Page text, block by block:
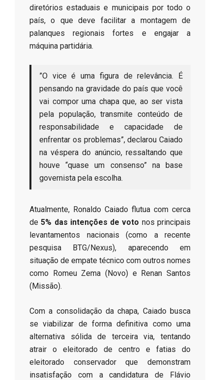
diretórios estaduais e municipais por todo o
país, o que deve facilitar a montagem de
palanques regionais fortes e engajar a
máquina partidária.
​”O vice é uma figura de relevância. É
pensando na gravidade do país que você
vai compor uma chapa que, ao ser vista
pela população, transmite conteúdo de
responsabilidade e capacidade de
enfrentar os problemas”, declarou Caiado
na véspera do anúncio, ressaltando que
houve “quase um consenso” na base
governista pela escolha.
​Atualmente, Ronaldo Caiado flutua com cerca
de5% das intenções de voto nos principais
levantamentos nacionais (como a recente
pesquisa BTG/Nexus), aparecendo em
situação de empate técnico com outros nomes
como Romeu Zema (Novo) e Renan Santos
(Missão).
​Com a consolidação da chapa, Caiado busca
se viabilizar de forma definitiva como uma
alternativa sólida de terceira via, tentando
atrair o eleitorado de centro e fatias do
eleitorado conservador que demonstram
insatisfação com a candidatura de Flávio